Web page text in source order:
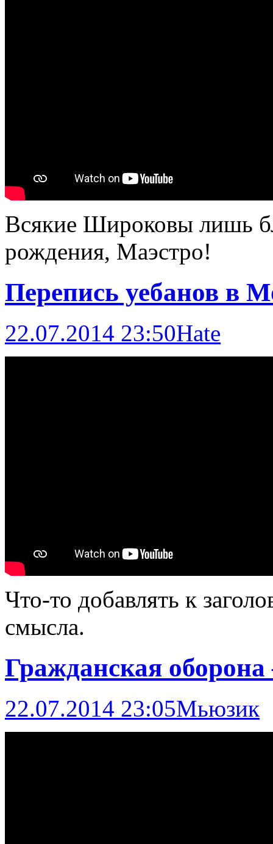
Всякие Широковы лишь
рождения, Маэстро!
Перепись уебанов в
22.07.2014 23:50Hate
Что-то добавлять к
смысла.
Гражданская
22.07.2014 23:05Мьюзик